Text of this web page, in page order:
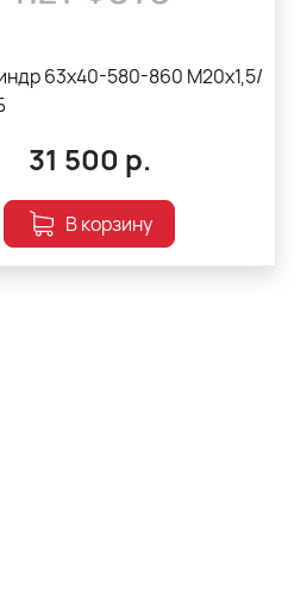
63х40-580-860 М20х1,5/
31 500 р.
В корзину